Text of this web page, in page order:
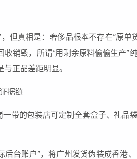
，但真相是：奢侈品根本不存在“原
销毁，所谓“用剩余原料偷偷生产”
正品差距明显。
据链
一带的包装店可定制全套盒子、礼品
台账户”，将广州发货伪装成香港、